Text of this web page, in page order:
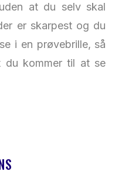
at du selv skal
er skarpest og du
i en prøvebrille, så
du kommer til at se